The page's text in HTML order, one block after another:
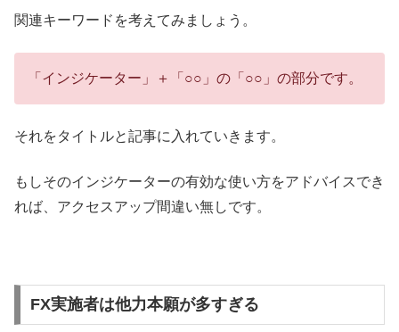
関連キーワードを考えてみましょう。
「インジケーター」＋「○○」の「○○」の部分です。
それをタイトルと記事に入れていきます。
もしそのインジケーターの有効な使い方をアドバイスでき
れば、アクセスアップ間違い無しです。
FX実施者は他力本願が多すぎる